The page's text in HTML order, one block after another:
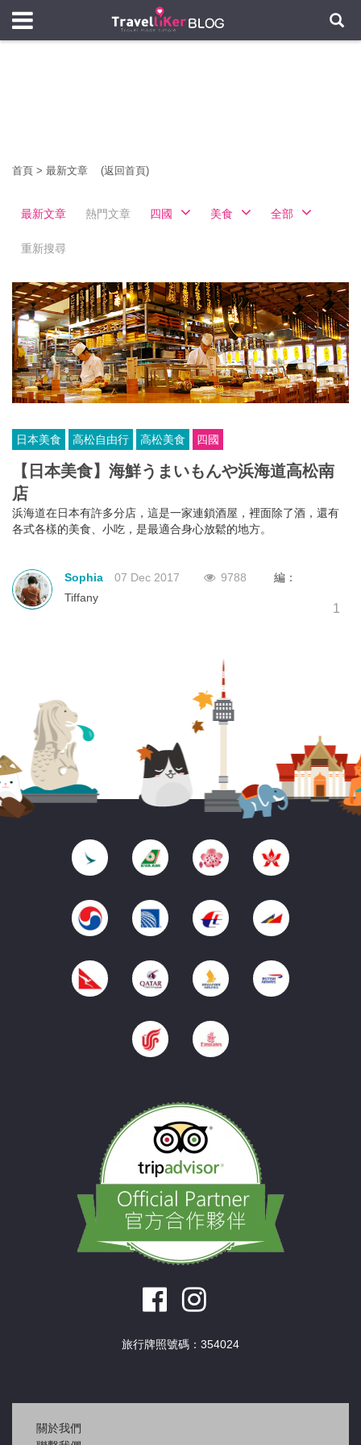
首頁 > 最新文章 (返回首頁)
最新文章 熱門文章 四國 美食 全部
重新搜尋
日本美食 高松自由行 高松美食 四國
【日本美食】海鮮うまいもんや浜海道高松南
店
浜海道在日本有許多分店，這是一家連鎖酒屋，裡面除了酒，還有
各式各樣的美食、小吃，是最適合身心放鬆的地方。
Sophia 07 Dec 2017 9788
編：
Tiffany
1
旅行牌照號碼：354024
關於我們